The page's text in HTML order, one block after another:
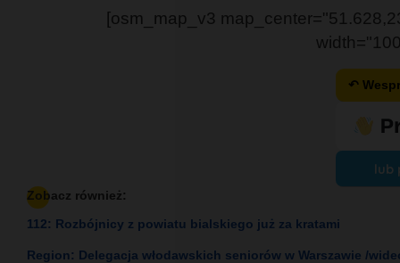
[osm_map_v3
↶
lub
Zobacz również:
112: Rozbójnicy z powiatu bialskiego już za kratami
Region: Delegacja włodawskich seniorów w Warszawie /